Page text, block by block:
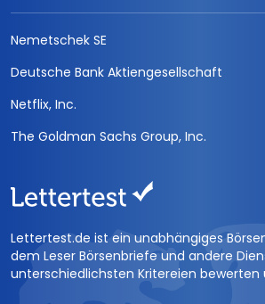
Nemetschek SE
Deutsche Bank Aktiengesellschaft
Netflix, Inc.
The Goldman Sachs Group, Inc.
Lettertest.de ist ein unabhängiges
dem Leser Börsenbriefe und andere
unterschiedlichsten Kritereien bewerten